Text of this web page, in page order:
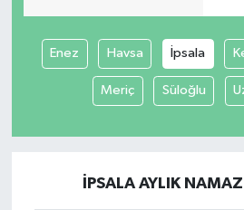
Enez Havsa İpsala
Meriç Süloğlu
İPSALA AYLIK